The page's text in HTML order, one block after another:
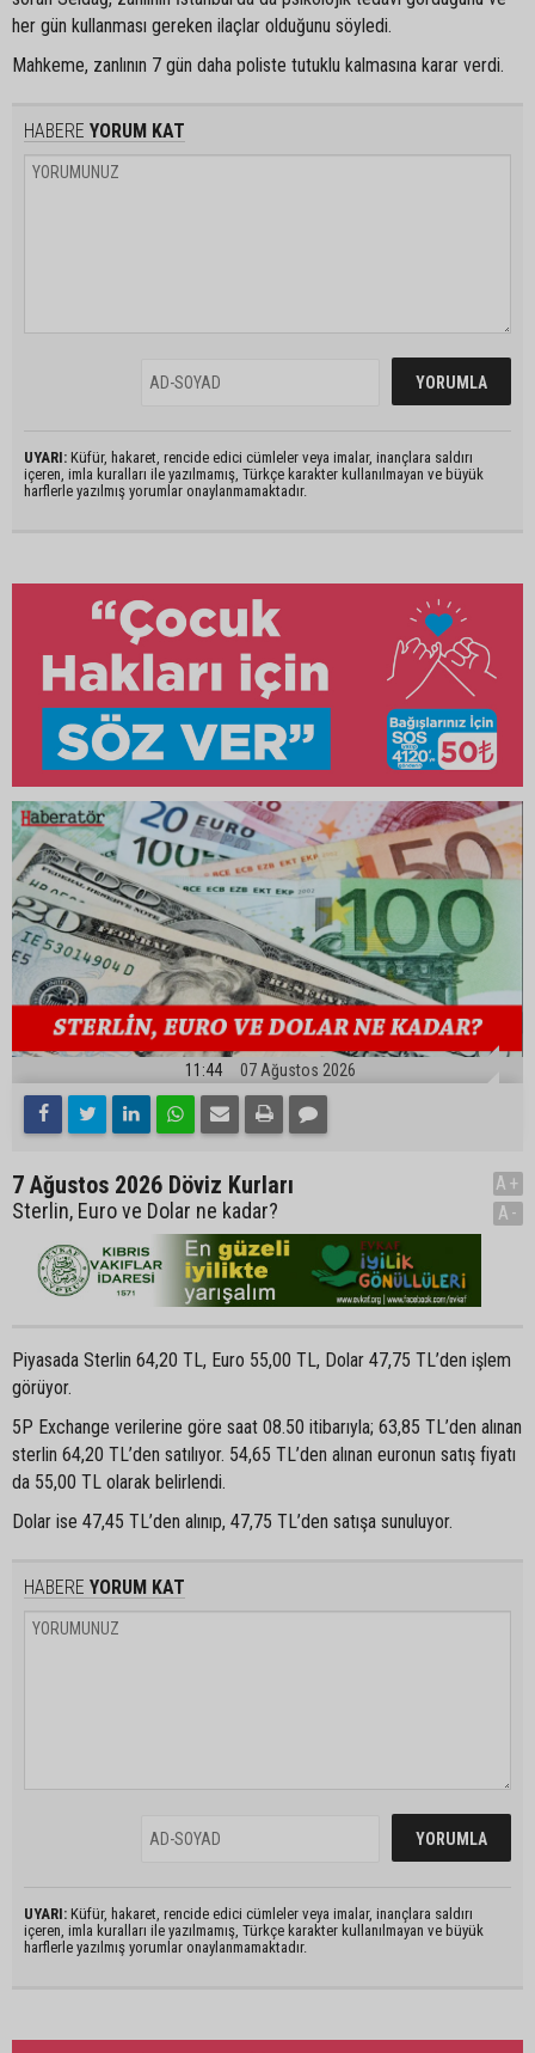
her gün kullanması gereken ilaçlar olduğunu söyledi.
Mahkeme, zanlının 7 gün daha poliste tutuklu kalmasına karar verdi.
HABERE YORUM KAT
UYARI: Küfür, hakaret, rencide edici cümleler veya imalar, inançlara saldırı
içeren, imla kuralları ile yazılmamış, Türkçe karakter kullanılmayan ve büyük
harflerle yazılmış yorumlar onaylanmamaktadır.
11:44 07 Ağustos 2026
7 Ağustos 2026 Döviz Kurları
Sterlin, Euro ve Dolar ne kadar?
A+
A-
Piyasada Sterlin 64,20 TL, Euro 55,00 TL, Dolar 47,75 TL’den işlem
görüyor.
5P Exchange verilerine göre saat 08.50 itibarıyla; 63,85 TL’den alınan
sterlin 64,20 TL’den satılıyor. 54,65 TL’den alınan euronun satış fiyatı
da 55,00 TL olarak belirlendi.
Dolar ise 47,45 TL’den alınıp, 47,75 TL’den satışa sunuluyor.
HABERE YORUM KAT
UYARI: Küfür, hakaret, rencide edici cümleler veya imalar, inançlara saldırı
içeren, imla kuralları ile yazılmamış, Türkçe karakter kullanılmayan ve büyük
harflerle yazılmış yorumlar onaylanmamaktadır.